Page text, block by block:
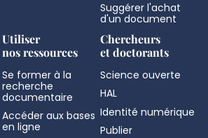
Suggérer l'achat
d'un document
Utiliser
nos ressources
Se former à la
recherche
documentaire
Accéder aux bases
en ligne
Chercheurs
et doctorants
Science ouverte
HAL
Identité numérique
Publier